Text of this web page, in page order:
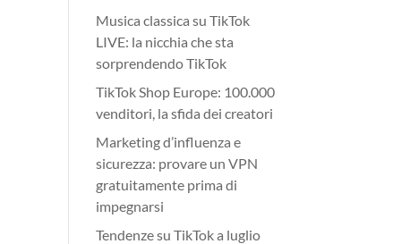
Musica classica su TikTok
LIVE: la nicchia che sta
sorprendendo TikTok
TikTok Shop Europe: 100.000
venditori, la sfida dei creatori
Marketing d’influenza e
sicurezza: provare un VPN
gratuitamente prima di
impegnarsi
Tendenze su TikTok a luglio